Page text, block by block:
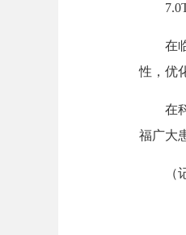
7.0T
在临
性，优
在科
福广大
（记